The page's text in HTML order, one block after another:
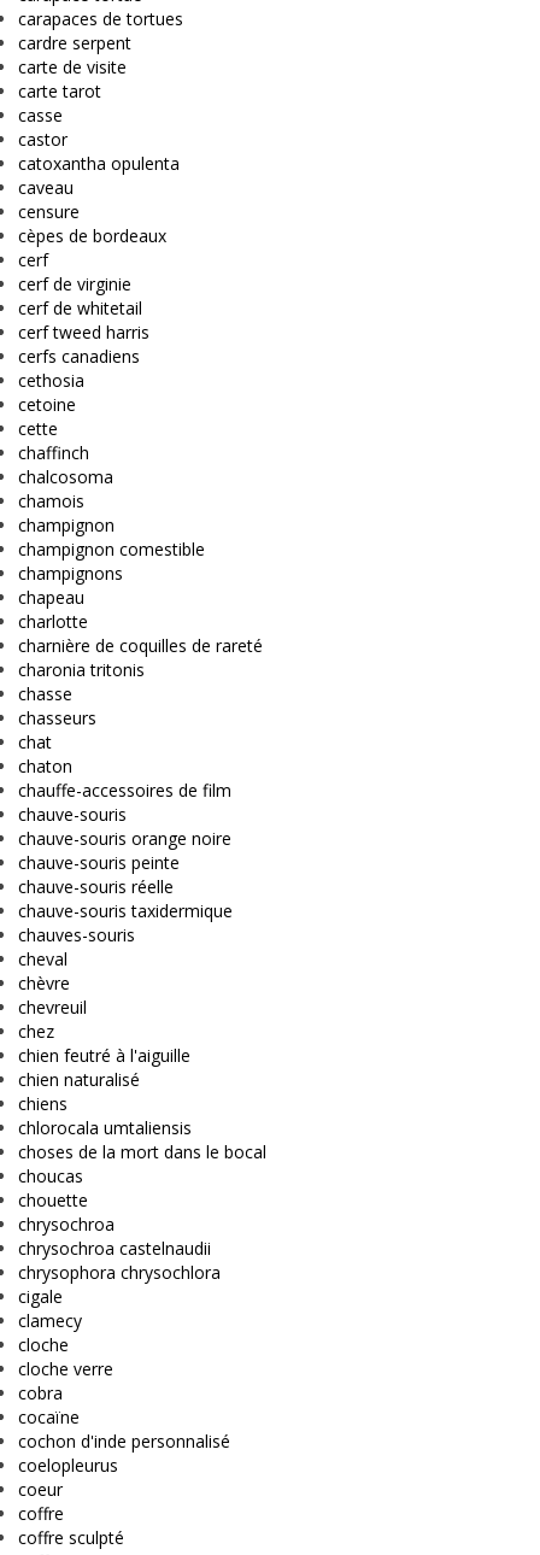
carapaces de tortues
cardre serpent
carte de visite
carte tarot
casse
castor
catoxantha opulenta
caveau
censure
cèpes de bordeaux
cerf
cerf de virginie
cerf de whitetail
cerf tweed harris
cerfs canadiens
cethosia
cetoine
cette
chaffinch
chalcosoma
chamois
champignon
champignon comestible
champignons
chapeau
charlotte
charnière de coquilles de rareté
charonia tritonis
chasse
chasseurs
chat
chaton
chauffe-accessoires de film
chauve-souris
chauve-souris orange noire
chauve-souris peinte
chauve-souris réelle
chauve-souris taxidermique
chauves-souris
cheval
chèvre
chevreuil
chez
chien feutré à l'aiguille
chien naturalisé
chiens
chlorocala umtaliensis
choses de la mort dans le bocal
choucas
chouette
chrysochroa
chrysochroa castelnaudii
chrysophora chrysochlora
cigale
clamecy
cloche
cloche verre
cobra
cocaïne
cochon d'inde personnalisé
coelopleurus
coeur
coffre
coffre sculpté